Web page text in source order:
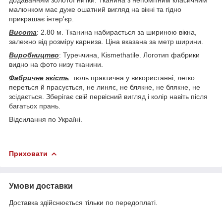
малюнком має дуже ошатний вигляд на вікні та гідно
прикрашає інтер'єр.
Висота: 2.80 м. Тканина набирається за шириною вікна,
залежно від розміру карниза. Ціна вказана за метр ширини.
Виробництво: Туреччина, Kismethatile. Логотип фабрики
видно на фото низу тканини.
Фабричне якість: тюль практична у використанні, легко
переться й прасується, не линяє, не блякне, не блякне, не
зсідається. Зберігає свій первісний вигляд і колір навіть після
багатьох прань.
Відсилання по Україні.
Приховати
Умови доставки
Доставка здійснюється тільки по передоплаті.